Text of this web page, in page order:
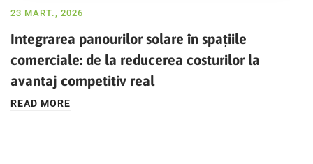
23 MART., 2026
Integrarea panourilor solare în spațiile
comerciale: de la reducerea costurilor la
avantaj competitiv real
READ MORE